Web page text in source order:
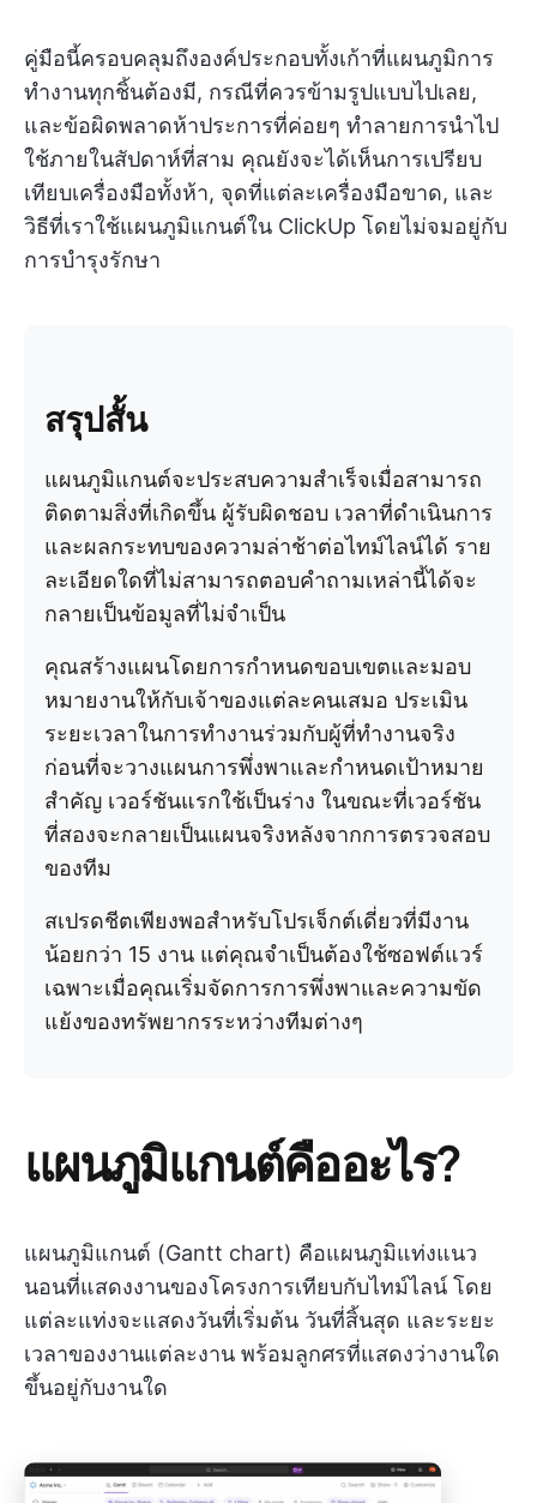
คู่มือนี้ครอบคลุมถึงองค์ประกอบทั้งเก้าที่แผนภูมิการ
ทำงานทุกชิ้นต้องมี, กรณีที่ควรข้ามรูปแบบไปเลย,
และข้อผิดพลาดห้าประการที่ค่อยๆ ทำลายการนำไป
ใช้ภายในสัปดาห์ที่สาม คุณยังจะได้เห็นการเปรียบ
เทียบเครื่องมือทั้งห้า, จุดที่แต่ละเครื่องมือขาด, และ
วิธีที่เราใช้แผนภูมิแกนต์ใน ClickUp โดยไม่จมอยู่กับ
การบำรุงรักษา
สรุปสั้น
แผนภูมิแกนต์จะประสบความสำเร็จเมื่อสามารถ
ติดตามสิ่งที่เกิดขึ้น ผู้รับผิดชอบ เวลาที่ดำเนินการ
และผลกระทบของความล่าช้าต่อไทม์ไลน์ได้ ราย
ละเอียดใดที่ไม่สามารถตอบคำถามเหล่านี้ได้จะ
กลายเป็นข้อมูลที่ไม่จำเป็น
คุณสร้างแผนโดยการกำหนดขอบเขตและมอบ
หมายงานให้กับเจ้าของแต่ละคนเสมอ ประเมิน
ระยะเวลาในการทำงานร่วมกับผู้ที่ทำงานจริง
ก่อนที่จะวางแผนการพึ่งพาและกำหนดเป้าหมาย
สำคัญ เวอร์ชันแรกใช้เป็นร่าง ในขณะที่เวอร์ชัน
ที่สองจะกลายเป็นแผนจริงหลังจากการตรวจสอบ
ของทีม
สเปรดชีตเพียงพอสำหรับโปรเจ็กต์เดี่ยวที่มีงาน
น้อยกว่า 15 งาน แต่คุณจำเป็นต้องใช้ซอฟต์แวร์
เฉพาะเมื่อคุณเริ่มจัดการการพึ่งพาและความขัด
แย้งของทรัพยากรระหว่างทีมต่างๆ
แผนภูมิแกนต์คืออะไร?
แผนภูมิแกนต์ (Gantt chart) คือแผนภูมิแท่งแนว
นอนที่แสดงงานของโครงการเทียบกับไทม์ไลน์ โดย
แต่ละแท่งจะแสดงวันที่เริ่มต้น วันที่สิ้นสุด และระยะ
เวลาของงานแต่ละงาน พร้อมลูกศรที่แสดงว่างานใด
ขึ้นอยู่กับงานใด